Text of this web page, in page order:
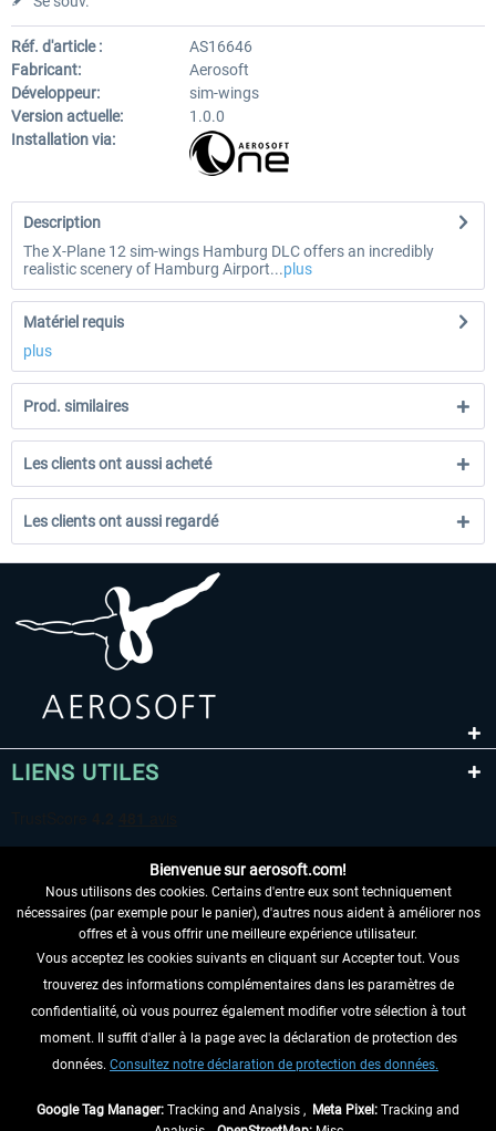
Réf. d'article :
AS16646
Fabricant:
Aerosoft
Développeur:
sim-wings
Version actuelle:
1.0.0
Installation via:
Description
The X-Plane 12 sim-wings Hamburg DLC offers an incredibly
realistic scenery of Hamburg Airport...plus
Matériel requis
plus
Prod. similaires
Les clients ont aussi acheté
Les clients ont aussi regardé
LIENS UTILES
RENONCER AU CONTRAT ICI
INFORMATIONS
NE MANQUEZ PAS LES DERNIÈRES
Bienvenue sur aerosoft.com!
Nous utilisons des cookies. Certains d'entre eux sont techniquement
nécessaires (par exemple pour le panier), d'autres nous aident à améliorer nos
offres et à vous offrir une meilleure expérience utilisateur.
Vous acceptez les cookies suivants en cliquant sur Accepter tout. Vous
trouverez des informations complémentaires dans les paramètres de
confidentialité, où vous pourrez également modifier votre sélection à tout
moment. Il suffit d'aller à la page avec la déclaration de protection des
données. Consultez notre déclaration de protection des données.
Google Tag Manager: Tracking and Analysis , Meta Pixel: Tracking and